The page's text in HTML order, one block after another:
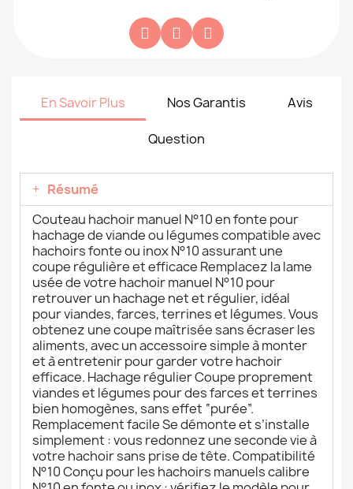
En Savoir Plus Nos Garantis Avis
Question
Résumé
Couteau hachoir manuel N°10 en fonte pour
hachage de viande ou légumes compatible avec
hachoirs fonte ou inox N°10 assurant une
coupe régulière et efficace Remplacez la lame
usée de votre hachoir manuel N°10 pour
retrouver un hachage net et régulier, idéal
pour viandes, farces, terrines et légumes. Vous
obtenez une coupe maîtrisée sans écraser les
aliments, avec un accessoire simple à monter
et à entretenir pour garder votre hachoir
efficace. Hachage régulier Coupe proprement
viandes et légumes pour des farces et terrines
bien homogènes, sans effet “purée”.
Remplacement facile Se démonte et s’installe
simplement : vous redonnez une seconde vie à
votre hachoir sans prise de tête. Compatibilité
N°10 Conçu pour les hachoirs manuels calibre